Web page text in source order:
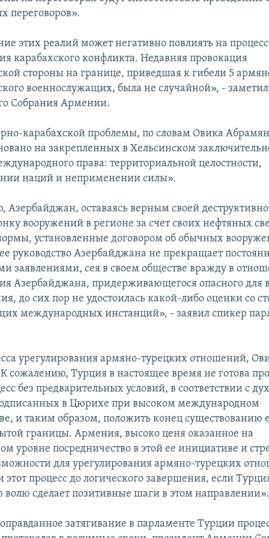
переговоров».
этих реалий может негативно повлиять на процесс
карабахского конфликта. Недавняя провокация
стороны на границе, приведшая к гибели 5
военнослужащих, была не случайной», - заметил
Собрания Армении.
карабахской проблемы, по словам Овика
на закрепленных в Хельсинском
права: территориальной целостности,
наций и неприменении силы».
Азербайджан, оставаясь верным своей
вооружений в регионе за счет своих нефтяных
установленные договором об обычных
руководство Азербайджана не прекращает
заявлениями, сея в своем обществе вражду в
Азербайджана, придерживающегося опасного для
до сих пор не удостоилась какой-либо оценки со
международных инстанций», - заявил спикер
урегулирования армяно-турецких отношений,
сожалению, Турция в настоящее время не готова
без предварительных условий, в соответствии с
в Цюрихе при высоком международном
и таким образом, положить конец существованию
границы. Армения, высоко ценя оказанное на
уровне посредничество в этой ее инициативе и
для урегулирования армяно-турецких
этот процесс до логического завершения, если
волю сделает позитивные шаги в этом направлении».
затягивание в парламенте Турции